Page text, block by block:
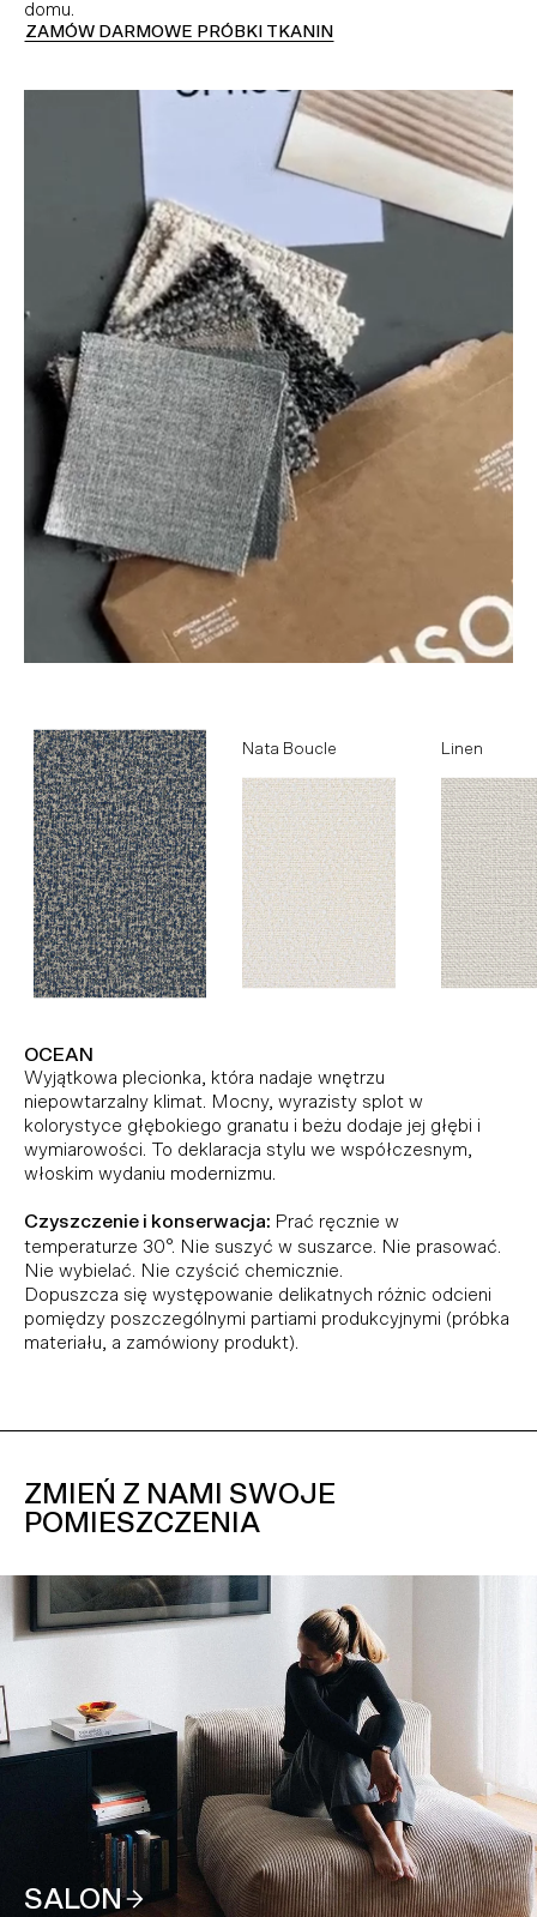
domu.
ZAMÓW DARMOWE PRÓBKI TKANIN
Ocean Nata Boucle Linen
OCEAN
Wyjątkowa plecionka, która nadaje wnętrzu
niepowtarzalny klimat. Mocny, wyrazisty splot w
kolorystyce głębokiego granatu i beżu dodaje jej głębi i
wymiarowości. To deklaracja stylu we współczesnym,
włoskim wydaniu modernizmu.
Czyszczenie i konserwacja: Prać ręcznie w
temperaturze 30°. Nie suszyć w suszarce. Nie prasować.
Nie wybielać. Nie czyścić chemicznie.
Dopuszcza się występowanie delikatnych różnic odcieni
pomiędzy poszczególnymi partiami produkcyjnymi (próbka
materiału, a zamówiony produkt).
ZMIEŃ Z NAMI SWOJE
POMIESZCZENIA
SALON